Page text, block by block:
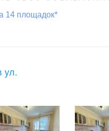
14 площадок*
ул.